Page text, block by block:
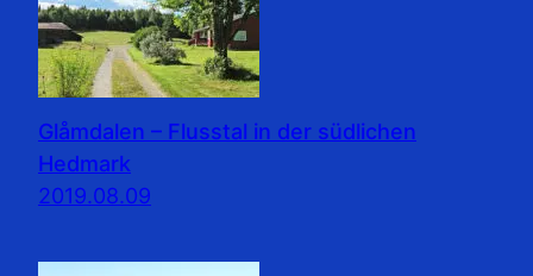
Glåmdalen – Flusstal in der südlichen
Hedmark
2019.08.09